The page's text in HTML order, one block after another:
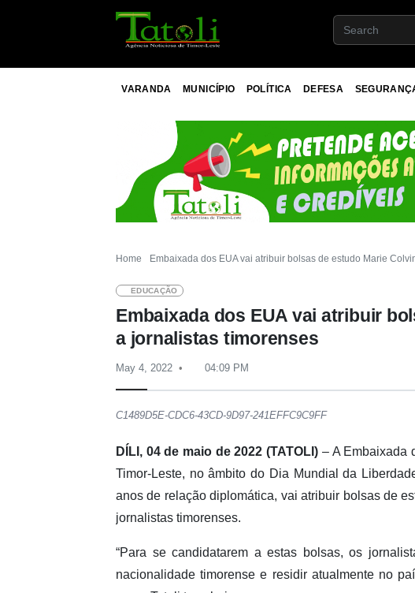
VARANDA MUNICÍPIO POLÍTICA DEFESA
Home Embaixada dos EUA vai atribuir bolsas de estudo Marie
EDUCAÇÃO
Embaixada dos EUA vai atribuir
a jornalistas timorenses
May 4, 2022 04:09 PM
C1489D5E-CDC6-43CD-9D97-241EFFC9C9FF
DÍLI, 04 de maio de 2022 (TATOLI) – A Embaixada
Timor-Leste, no âmbito do Dia Mundial da
anos de relação diplomática, vai atribuir bolsas de
jornalistas timorenses.
“Para se candidatarem a estas bolsas, os
nacionalidade timorense e residir atualmente no